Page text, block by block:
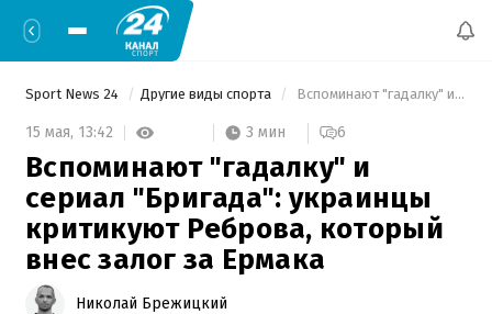
Sport News 24 Другие виды спорта Вспоминают "гадалку" и сериал "Бригада": украинцы критикуют Реброва, который внес залог за Ермака
15 мая, 13:42 3 мин 6
Вспоминают "гадалку" и
сериал "Бригада": украинцы
критикуют Реброва, который
внес залог за Ермака
Николай Брежицкий